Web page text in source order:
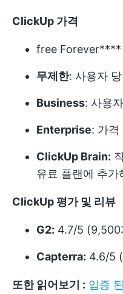
ClickUp 가격
free Forever****
무제한: 사용자
Business: 사용
Enterprise: 가격
ClickUp Brain:
유료 플랜에 추가
ClickUp 평가 및 리뷰
G2: 4.7/5 (9,500
Capterra: 4.6/5
또한 읽어보기 : 입증